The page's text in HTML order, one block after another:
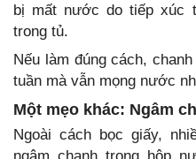
bị mất nước do tiếp xúc
trong tủ.
Nếu làm đúng cách,
tuần mà vẫn mọng nước
Một mẹo khác: Ngâm
Ngoài cách bọc giấy,
ngâm chanh trong hộp